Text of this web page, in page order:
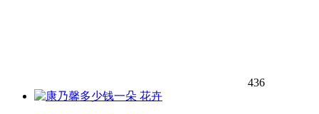
436
花卉